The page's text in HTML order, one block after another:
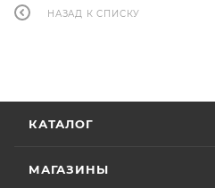
НАЗАД К СПИСКУ
КАТАЛОГ
МАГАЗИНЫ